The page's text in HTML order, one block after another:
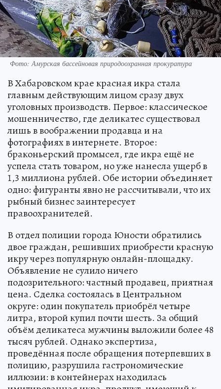
Фото: Амурская бассейновая природоохранная прокуратура
В Хабаровском крае красная икра стала
главным действующим лицом сразу двух
уголовных производств. Первое: классическое
мошенничество, где деликатес существовал
лишь в воображении продавца и на
фотографиях в интернете. Второе:
браконьерский промысел, где икра ещё не
успела стать товаром, но уже нанесла ущерб в
1,3 миллиона рублей. Обе истории объединяет
одно: фигуранты явно не рассчитывали, что их
рыбный бизнес заинтересует
правоохранителей.
В отдел полиции города Юности обратились
двое граждан, решивших приобрести красную
икру через популярную онлайн-площадку.
Объявление не сулило ничего
подозрительного: частный продавец, приятная
цена. Сделка состоялась в Центральном
округе: один покупатель приобрёл четыре
литра, второй купил почти шесть. За общий
объём деликатеса мужчины выложили более 48
тысяч рублей. Однако экспертиза,
проведённая после обращения потерпевших в
полицию, разрушила гастрономические
иллюзии: в контейнерах находилась